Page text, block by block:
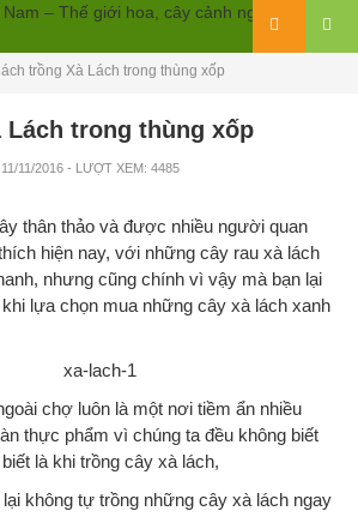
trồng Xà Lách trong thùng xốp
Lách trong thùng xốp
11/11/2016 - LƯỢT XEM: 4485
thân thảo và được nhiều người quan
hiện nay, với những cây rau xà lách
nhưng cũng chính vì vậy mà bạn lại
lựa chọn mua những cây xà lách xanh
chợ luôn là một nơi tiềm ẩn nhiều
thực phẩm vì chúng ta đều không biết
là khi trồng cây xà lách,
không tự trồng những cây xà lách ngay